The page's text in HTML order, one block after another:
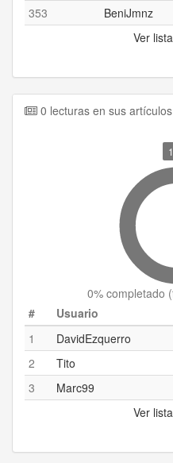
353 BeniJmnz
Ver
0 lecturas en sus artículos
0% completado (
#
Usuario
1
DavidEzquerro
2
Tito
3
Marc99
Ver